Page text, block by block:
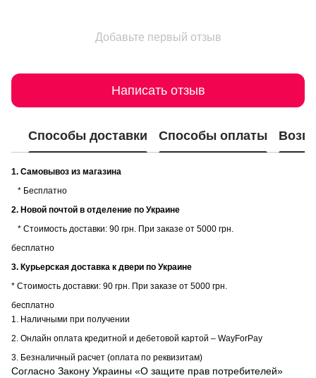
Добавьте первый отзыв
Написать отзыв
Способы доставки Способы оплаты
1. Самовывоз из магазина
* Бесплатно
2. Новой почтой в отделение по Украине
* Стоимость доставки: 90 грн. При заказе от 5000 грн.
бесплатно
3. Курьерская доставка к двери по Украине
* Стоимость доставки: 90 грн. При заказе от 5000 грн.
бесплатно
1. Наличными при получении
2. Онлайн оплата кредитной и дебетовой картой – WayForPay
3. Безналичный расчет (оплата по реквизитам)
Согласно Закону Украины «О защите прав потребителей»